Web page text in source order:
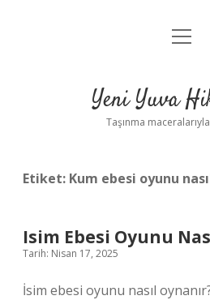
Anasayfa
Yasal
menüyü
Yeni Yuva
Taşınma
Etiket: Kum ebesi oyunu
Isim Ebesi Oyunu
Tarih: Nisan 17, 2025
İsim ebesi oyunu nasıl